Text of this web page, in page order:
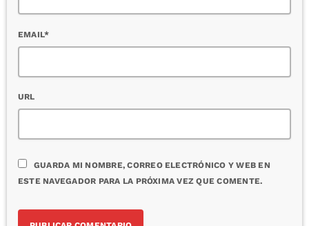
EMAIL*
URL
GUARDA MI NOMBRE, CORREO ELECTRÓNICO Y WEB EN
ESTE NAVEGADOR PARA LA PRÓXIMA VEZ QUE COMENTE.